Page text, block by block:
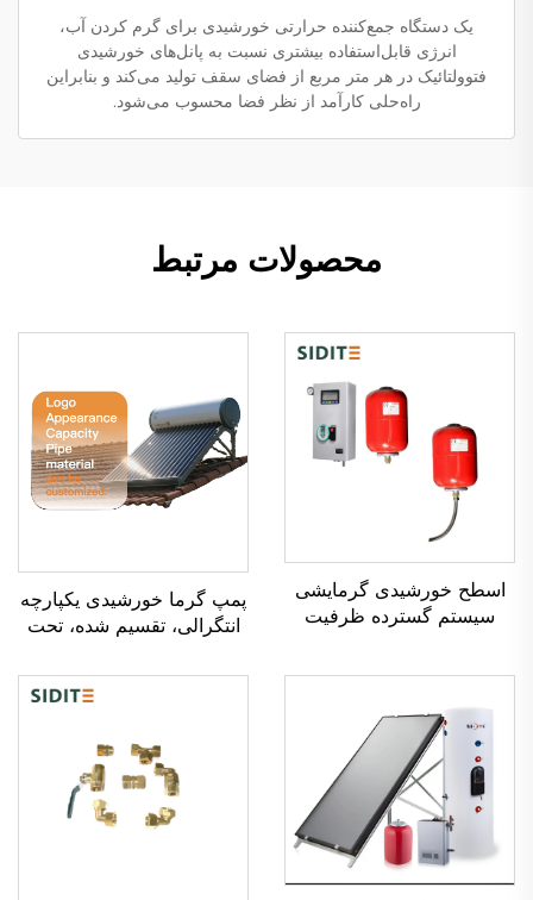
یک دستگاه جمع‌کننده حرارتی خورشیدی برای گرم کردن آب،
انرژی قابل‌استفاده بیشتری نسبت به پانل‌های خورشیدی
فتوولتائیک در هر متر مربع از فضای سقف تولید می‌کند و بنابراین
راه‌حلی کارآمد از نظر فضا محسوب می‌شود.
محصولات مرتبط
اسطح خورشیدی گرمایشی
سیستم گسترده ظرفیت
پمپ گرما خورشیدی یکپارچه
انتگرالی، تقسیم شده، تحت
صفحه‌های تخت و لوله‌های
خلاء برای استفاده خانگی،